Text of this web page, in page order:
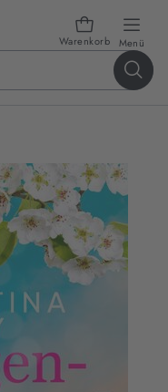
Warenkorb Menü